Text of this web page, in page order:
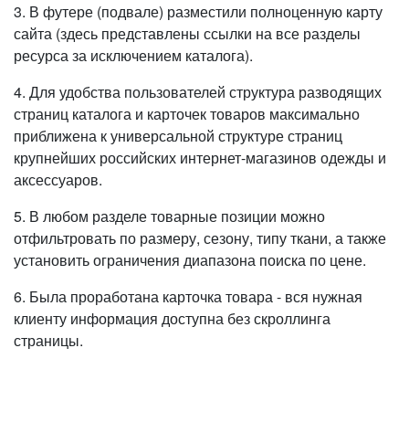
3. В футере (подвале) разместили полноценную карту
сайта (здесь представлены ссылки на все разделы
ресурса за исключением каталога).
4. Для удобства пользователей структура разводящих
страниц каталога и карточек товаров максимально
приближена к универсальной структуре страниц
крупнейших российских интернет-магазинов одежды и
аксессуаров.
5. В любом разделе товарные позиции можно
отфильтровать по размеру, сезону, типу ткани, а также
установить ограничения диапазона поиска по цене.
6. Была проработана карточка товара - вся нужная
клиенту информация доступна без скроллинга
страницы.